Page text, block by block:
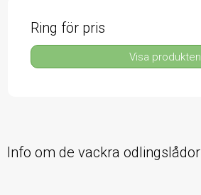
Ring för pris
Visa produkten
Info om de vackra